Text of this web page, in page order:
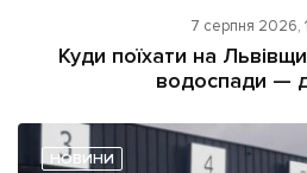
7 серпня 2026,
Куди поїхати на
водоспади —
НОВИНИ